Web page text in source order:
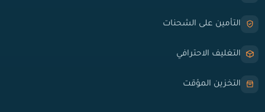
التأمين على الشحنات
التغليف الاحترافي
التخزين المؤقت